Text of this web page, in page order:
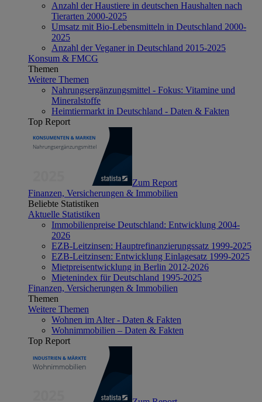
Anzahl der Haustiere in deutschen Haushalten nach
Tierarten 2000-2025
Umsatz mit Bio-Lebensmitteln in Deutschland 2000-
2025
Anzahl der Veganer in Deutschland 2015-2025
Konsum & FMCG
Themen
Weitere Themen
Nahrungsergänzungsmittel - Fokus: Vitamine und
Mineralstoffe
Heimtiermarkt in Deutschland - Daten & Fakten
Top Report
Zum Report
Finanzen, Versicherungen & Immobilien
Beliebte Statistiken
Aktuelle Statistiken
Immobilienpreise Deutschland: Entwicklung 2004-
2026
EZB-Leitzinsen: Hauptrefinanzierungssatz 1999-2025
EZB-Leitzinsen: Entwicklung Einlagesatz 1999-2025
Mietpreisentwicklung in Berlin 2012-2026
Mietenindex für Deutschland 1995-2025
Finanzen, Versicherungen & Immobilien
Themen
Weitere Themen
Wohnen im Alter - Daten & Fakten
Wohnimmobilien – Daten & Fakten
Top Report